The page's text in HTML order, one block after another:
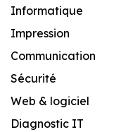
Informatique
Impression
Communication
Sécurité
Web & logiciel
Diagnostic IT